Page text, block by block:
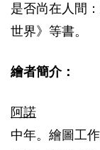
是否尚在人間
世界》等書。
繪者簡介：
阿諾
中年。繪圖工